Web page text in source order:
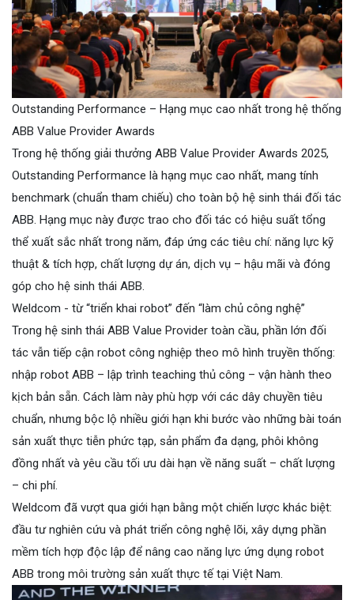
Outstanding Performance – Hạng mục cao nhất trong hệ thống
ABB Value Provider Awards
Trong hệ thống giải thưởng ABB Value Provider Awards 2025,
Outstanding Performance là hạng mục cao nhất, mang tính
benchmark (chuẩn tham chiếu) cho toàn bộ hệ sinh thái đối tác
ABB. Hạng mục này được trao cho đối tác có hiệu suất tổng
thể xuất sắc nhất trong năm, đáp ứng các tiêu chí: năng lực kỹ
thuật & tích hợp, chất lượng dự án, dịch vụ – hậu mãi và đóng
góp cho hệ sinh thái ABB.
Weldcom - từ “triển khai robot” đến “làm chủ công nghệ”
Trong hệ sinh thái ABB Value Provider toàn cầu, phần lớn đối
tác vẫn tiếp cận robot công nghiệp theo mô hình truyền thống:
nhập robot ABB – lập trình teaching thủ công – vận hành theo
kịch bản sẵn. Cách làm này phù hợp với các dây chuyền tiêu
chuẩn, nhưng bộc lộ nhiều giới hạn khi bước vào những bài toán
sản xuất thực tiễn phức tạp, sản phẩm đa dạng, phôi không
đồng nhất và yêu cầu tối ưu dài hạn về năng suất – chất lượng
– chi phí.
Weldcom đã vượt qua giới hạn bằng một chiến lược khác biệt:
đầu tư nghiên cứu và phát triển công nghệ lõi, xây dựng phần
mềm tích hợp độc lập để nâng cao năng lực ứng dụng robot
ABB trong môi trường sản xuất thực tế tại Việt Nam.